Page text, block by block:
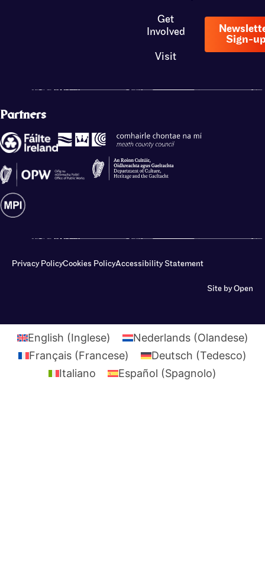
Get
Involved
Visit
Sign-up
Partners
Privacy PolicyCookies PolicyAccessibility Statement
Site by Open
English (Inglese) Nederlands(Olandese)
Français (Francese) Deutsch (Tedesco)
Italiano
Español (Spagnolo)